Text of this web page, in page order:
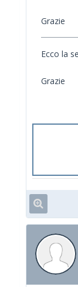
Grazie
Ecco la
Grazie